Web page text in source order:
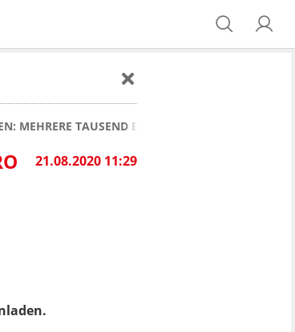
MEHRERE TAUSEND EURO SCHADEN!
21.08.2020 11:29